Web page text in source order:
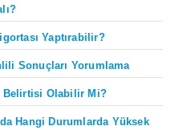
Yaptırabilir?
Sonuçları Yorumlama
Belirtisi Olabilir Mi?
Hangi Durumlarda Yüksek